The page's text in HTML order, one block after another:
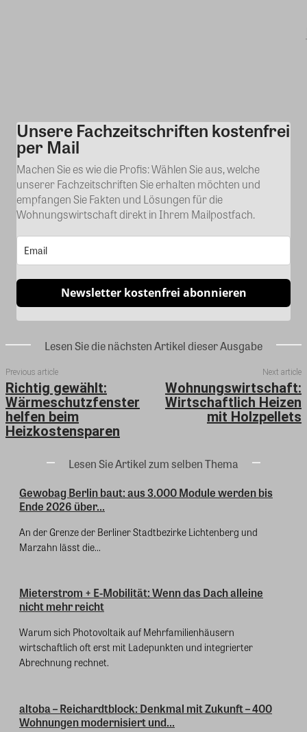
Kommentar
Unsere Fachzeitschriften kostenfrei
per Mail
Machen Sie es wie die Profis: Wählen Sie aus, welche
unserer Fachzeitschriften Sie erhalten möchten und
empfangen Sie Fakten und Lösungen für die
Wohnungswirtschaft direkt in Ihrem Mailpostfach.
Newsletter kostenfrei abonnieren
Lesen Sie die nächsten Artikel dieser Ausgabe
Previous article
Richtig gewählt:
Wärmeschutzfenster
helfen beim
Heizkostensparen
Next article
Wohnungswirtschaft:
Wirtschaftlich Heizen
mit Holzpellets
Lesen Sie Artikel zum selben Thema
Gewobag Berlin baut: aus 3.000 Module werden bis
Ende 2026 über...
An der Grenze der Berliner Stadtbezirke Lichtenberg und
Marzahn lässt die...
Mieterstrom + E-Mobilität: Wenn das Dach alleine
nicht mehr reicht
Warum sich Photovoltaik auf Mehrfamilienhäusern
wirtschaftlich oft erst mit Ladepunkten und integrierter
Abrechnung rechnet.
altoba – Reichardtblock: Denkmal mit Zukunft – 400
Wohnungen modernisiert und...